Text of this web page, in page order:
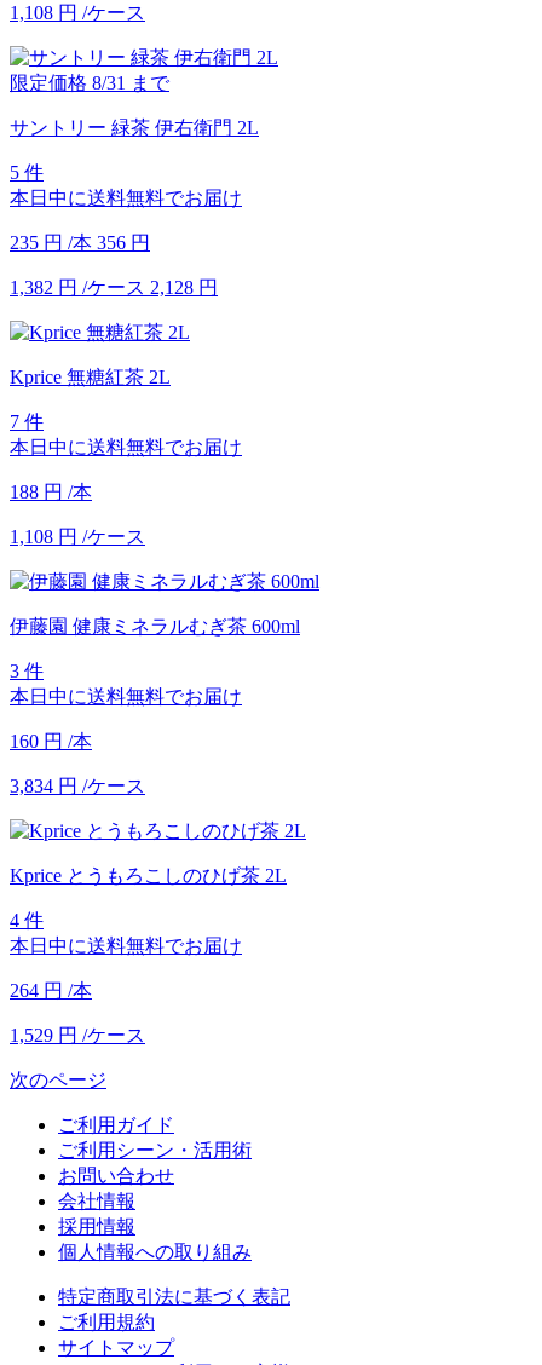
1,108 円 /ケース
限定価格 8/31 まで
サントリー 緑茶 伊右衛門 2L
5 件
本日中に送料無料でお届け
235 円 /本 356 円
1,382 円 /ケース 2,128 円
Kprice 無糖紅茶 2L
7 件
本日中に送料無料でお届け
188 円 /本
1,108 円 /ケース
伊藤園 健康ミネラルむぎ茶 600ml
3 件
本日中に送料無料でお届け
160 円 /本
3,834 円 /ケース
Kprice とうもろこしのひげ茶 2L
4 件
本日中に送料無料でお届け
264 円 /本
1,529 円 /ケース
次のページ
ご利用ガイド
ご利用シーン・活用術
お問い合わせ
会社情報
採用情報
個人情報への取り組み
特定商取引法に基づく表記
ご利用規約
サイトマップ